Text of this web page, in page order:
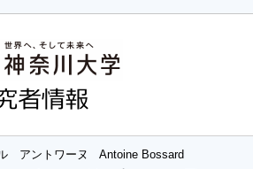
アントワーヌ Antoine Bossard